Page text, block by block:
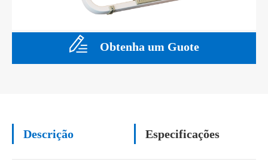
Obtenha um Guote
Descrição Especificações